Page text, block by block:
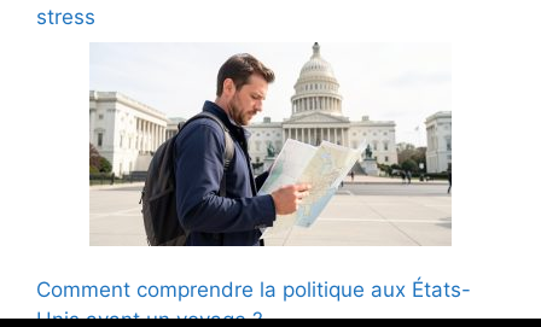
stress
Comment comprendre la politique aux États-
Unis avant un voyage ?